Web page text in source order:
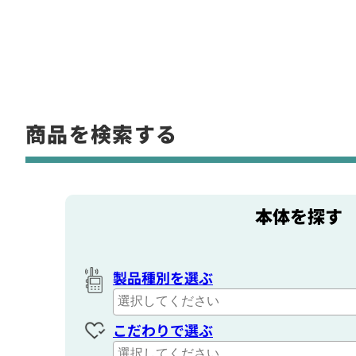
商品を検索する
本体を探す
製品種別を選ぶ
こだわりで選ぶ